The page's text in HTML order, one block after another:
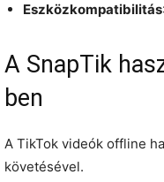
Eszközkompatibilitás
A SnapTik
ben
A TikTok videók offline
követésével.